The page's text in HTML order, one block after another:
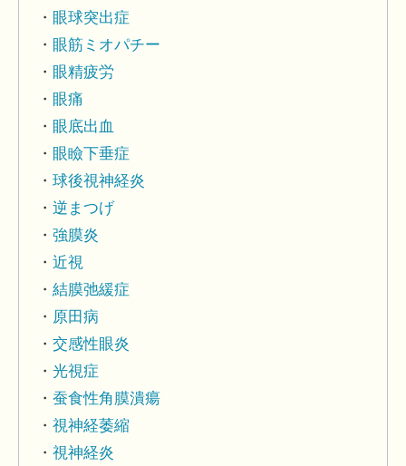
眼球突出症
眼筋ミオパチー
眼精疲労
眼痛
眼底出血
眼瞼下垂症
球後視神経炎
逆まつげ
強膜炎
近視
結膜弛緩症
原田病
交感性眼炎
光視症
蚕食性角膜潰瘍
視神経萎縮
視神経炎